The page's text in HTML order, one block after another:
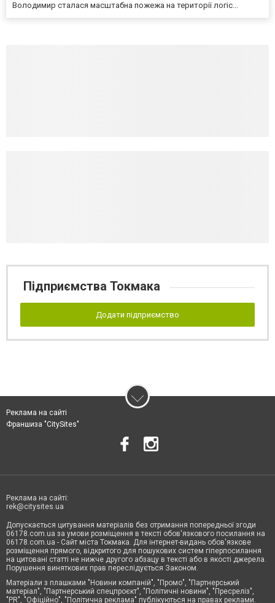
Володимир сталася масштабна пожежа на території логіс...
Підприємства Токмака
Додати підприємство
Реклама на сайті
Франшиза "CitySites"
Реклама на сайті:
rek@citysites.ua
Допускається цитування матеріалів без отримання попередньої згоди
06178.com.ua за умови розміщення в тексті обов'язкового посилання на
06178.com.ua - Сайт міста Токмака. Для інтернет-видань обов'язкове
розміщення прямого, відкритого для пошукових систем гіперпосилання
на цитовані статті не нижче другого абзацу в тексті або в якості джерела.
Порушення виняткових прав переслідується Законом.
Матеріали з плашками "Новини компаній", "Промо", "Партнерський
матеріал", "Партнерський спецпроєкт", "Політичні новини", "Пресреліз",
"PR", "Офіційно", "Політична реклама" публікуються на правах реклами.